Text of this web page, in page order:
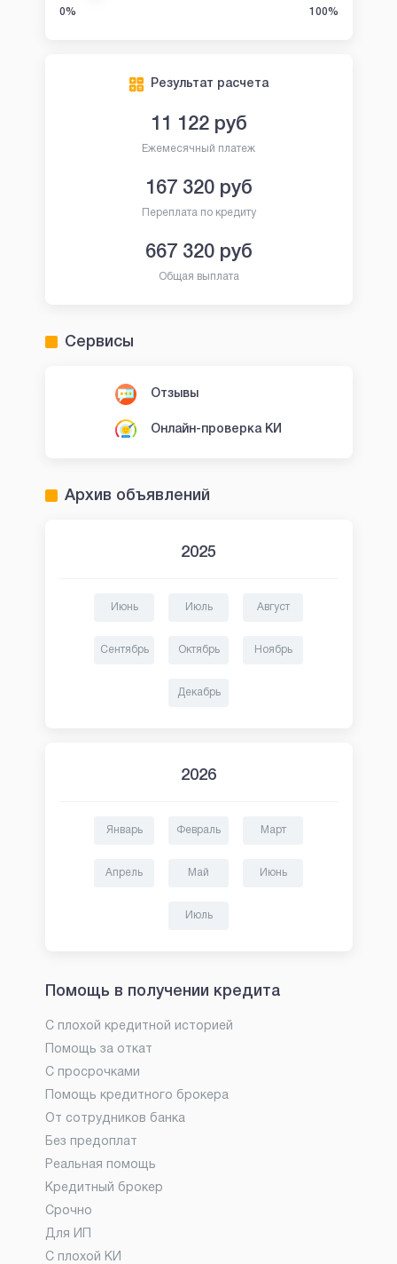
0% 100%
Результат расчета
11 122руб
Ежемесячный платеж
167 320руб
Переплата по кредиту
667 320руб
Общая выплата
Сервисы
Отзывы
Онлайн-проверка КИ
Архив объявлений
2025
Июнь Июль Август
Сентябрь Октябрь Ноябрь
Декабрь
2026
Январь Февраль Март
Апрель Май Июнь
Июль
Помощь в получении кредита
С плохой кредитной историей
Помощь за откат
С просрочками
Помощь кредитного брокера
От сотрудников банка
Без предоплат
Реальная помощь
Кредитный брокер
Срочно
Для ИП
С плохой КИ